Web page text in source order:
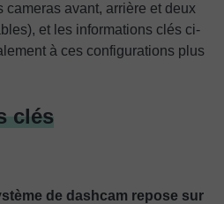
avant, arrière et deux
et les informations clés ci-
à ces configurations plus
clés
de dashcam repose sur